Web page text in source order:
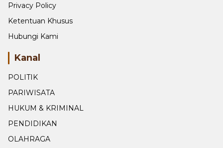
Privacy Policy
Ketentuan Khusus
Hubungi Kami
Kanal
POLITIK
PARIWISATA
HUKUM & KRIMINAL
PENDIDIKAN
OLAHRAGA